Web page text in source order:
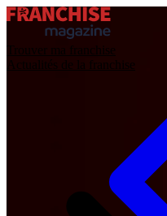
Trouver ma franchise
Actualités de la franchise